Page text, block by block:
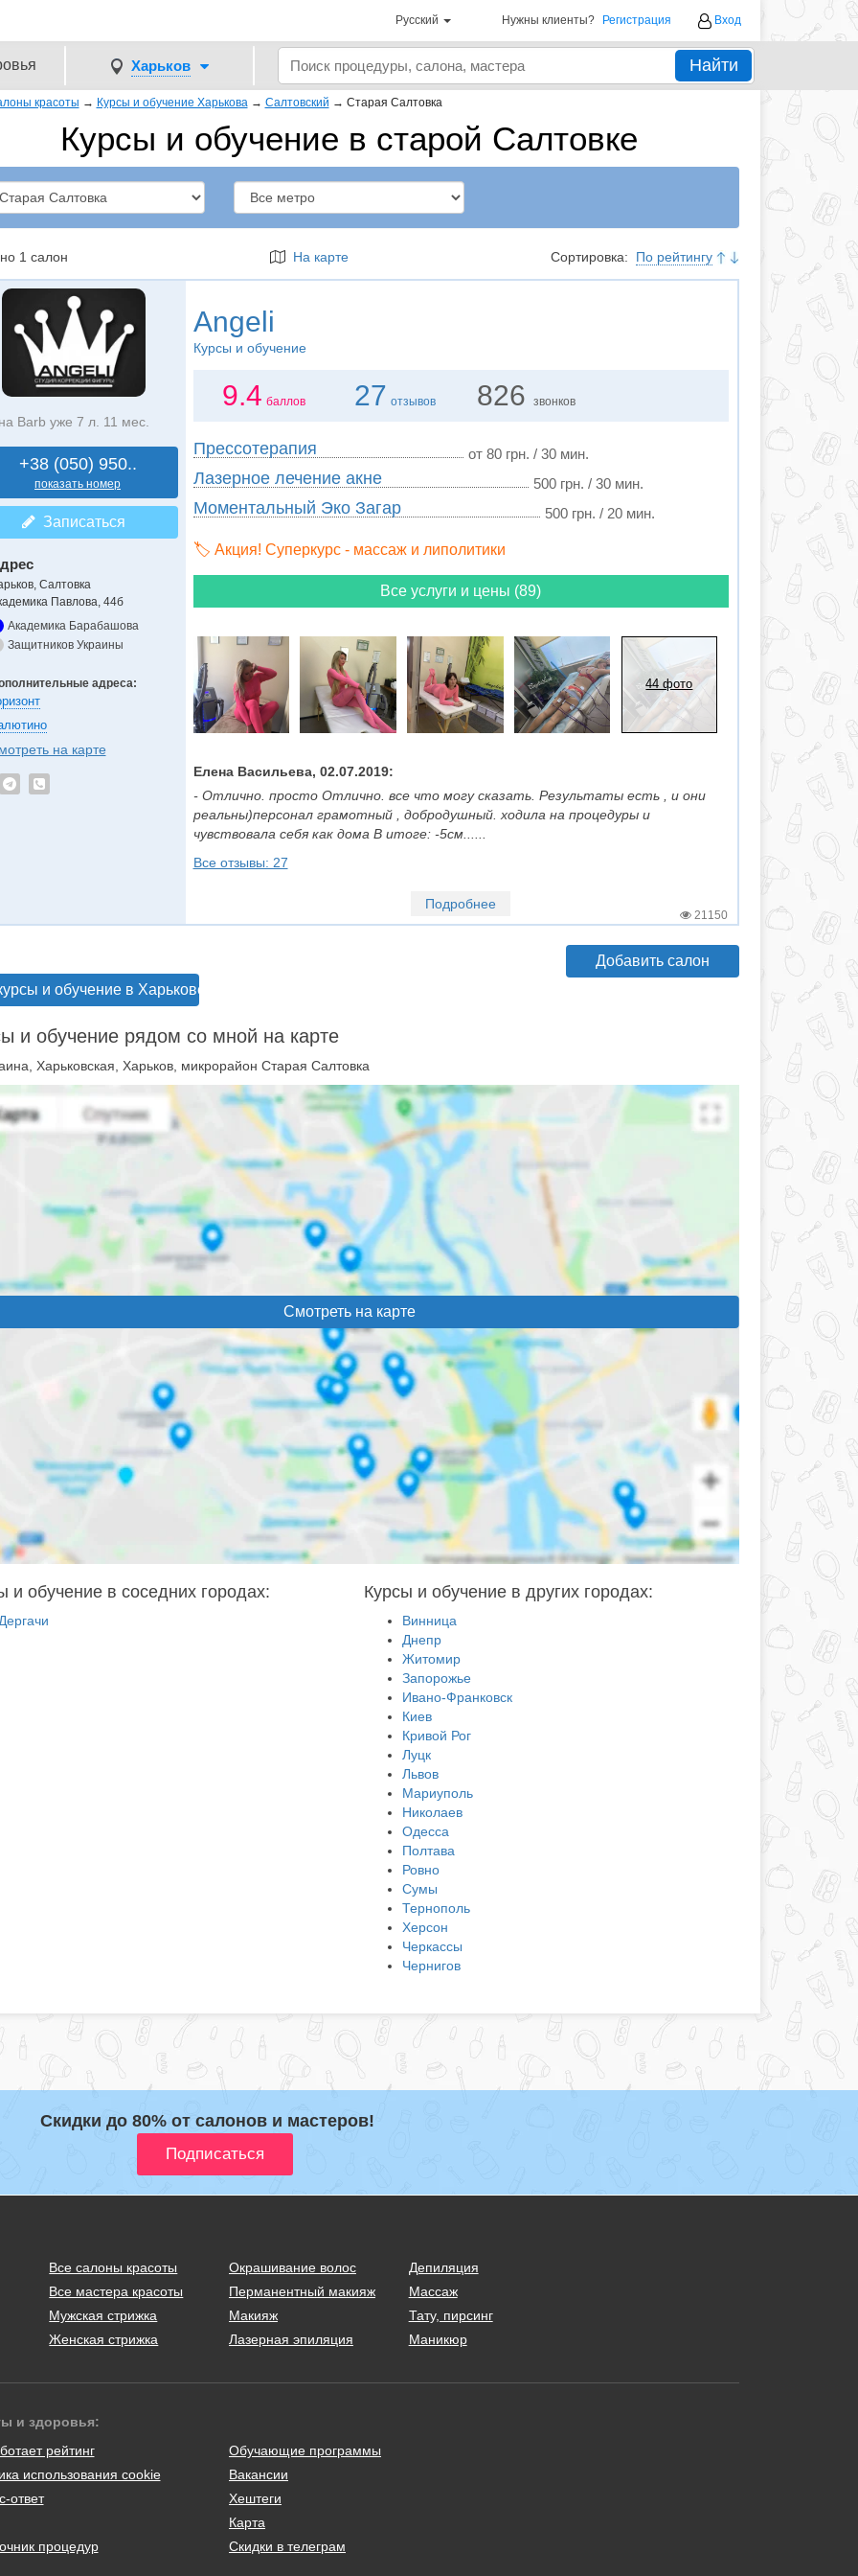
Русский Нужны клиенты? Регистрация Вход
Харьков Найти
красоты → Курсы и обучение Харькова → Салтовский → Старая Салтовка
Курсы и обучение в старой Салтовке
1 салон На карте Сортировка: По рейтингу
Barb уже 7 л. 11 мес.
+38 (050) 950..
показать номер
Записаться
Салтовка
Павлова, 44б
Академика Барабашова
Защитников Украины
адреса:
на карте
Angeli
Курсы и обучение
9.4 баллов 27 отзывов 826 звонков
Прессотерапия от 80 грн. / 30 мин.
Лазерное лечение акне 500 грн. / 30 мин.
Моментальный Эко Загар 500 грн. / 20 мин.
🏷️ Акция! Суперкурс - массаж и липолитики
Все услуги и цены (89)
44 фото
Елена Васильева, 02.07.2019:
- Отлично. просто Отлично. все что могу сказать. Результаты есть , и они
реальны)персонал грамотный , добродушный. ходила на процедуры и
чувствовала себя как дома В итоге: -5см......
Все отзывы: 27
Подробнее
21150
и обучение в Харькове
Добавить салон
и обучение рядом со мной на карте
Харьковская, Харьков, микрорайон Старая Салтовка
Смотреть на карте
и обучение в соседних городах: Курсы и обучение в других городах:
Винница
Днепр
Житомир
Запорожье
Ивано-Франковск
Киев
Кривой Рог
Луцк
Львов
Мариуполь
Николаев
Одесса
Полтава
Ровно
Сумы
Тернополь
Херсон
Черкассы
Чернигов
Скидки до 80% от салонов и мастеров!
Все салоны красоты
Все мастера красоты
Мужская стрижка
Женская стрижка
Окрашивание волос
Перманентный макияж
Макияж
Лазерная эпиляция
Депиляция
Массаж
Тату, пирсинг
Маникюр
и здоровья:
рейтинг
использования cookie
ответ
процедур
Обучающие программы
Вакансии
Хештеги
Карта
Скидки в телеграм